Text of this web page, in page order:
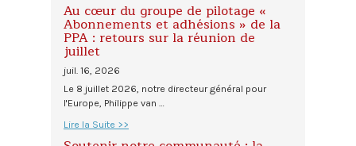
Au cœur du groupe de pilotage «
Abonnements et adhésions » de la
PPA : retours sur la réunion de
juillet
juil. 16, 2026
Le 8 juillet 2026, notre directeur général pour
l'Europe, Philippe van …
Lire la Suite >>